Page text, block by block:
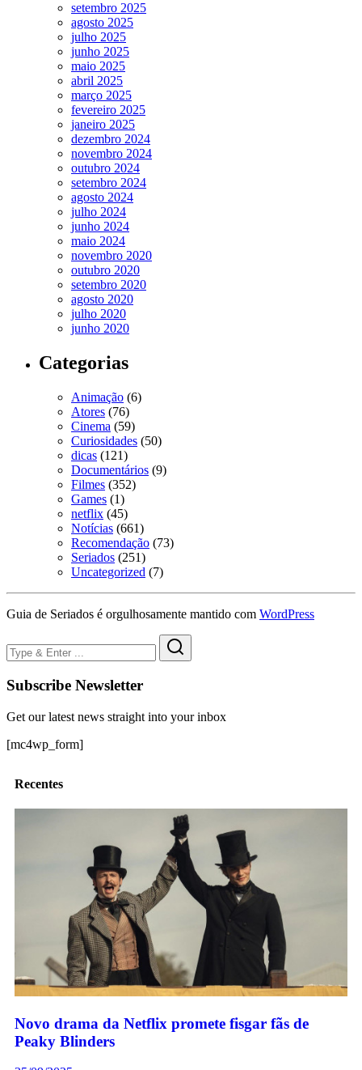
setembro 2025
agosto 2025
julho 2025
junho 2025
maio 2025
abril 2025
março 2025
fevereiro 2025
janeiro 2025
dezembro 2024
novembro 2024
outubro 2024
setembro 2024
agosto 2024
julho 2024
junho 2024
maio 2024
novembro 2020
outubro 2020
setembro 2020
agosto 2020
julho 2020
junho 2020
Categorias
Animação (6)
Atores (76)
Cinema (59)
Curiosidades (50)
dicas (121)
Documentários (9)
Filmes (352)
Games (1)
netflix (45)
Notícias (661)
Recomendação (73)
Seriados (251)
Uncategorized (7)
Guia de Seriados é orgulhosamente mantido com WordPress
Subscribe Newsletter
Get our latest news straight into your inbox
[mc4wp_form]
Recentes
Novo drama da Netflix promete fisgar fãs de
Peaky Blinders